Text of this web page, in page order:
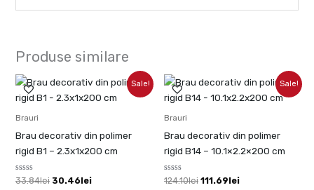
Produse similare
Sale!
Brauri
Brau decorativ din polimer
rigid B1 – 2.3x1x200 cm
Evaluat
33.84lei
Prețul
a
30.46lei
Prețul
curent
este:
Sale!
Brauri
Brau decorativ din polimer
rigid B14 – 10.1×2.2×200 cm
Evaluat
124.10lei
Prețul
a
111.69lei
Prețul
curent
este: